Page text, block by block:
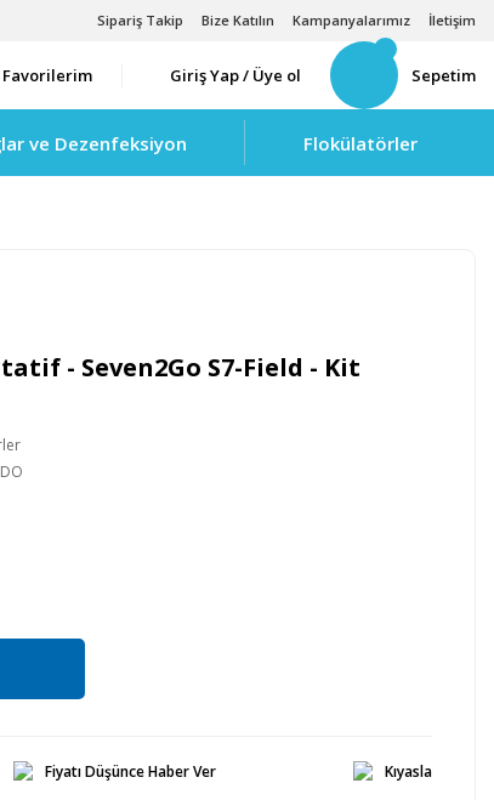
Sipariş Takip Bize Katılın Kampanyalarımız İletişim
Favorilerim Giriş Yap / Üye ol Sepetim
ve Dezenfeksiyon Flokülatörler
- Seven2Go S7-Field - Kit
Fiyatı Düşünce Haber Ver Kıyasla